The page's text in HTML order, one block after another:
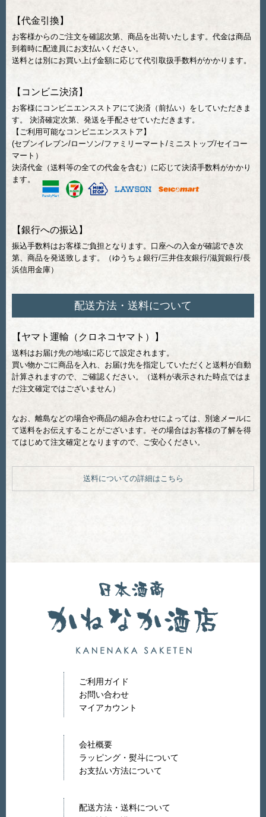
【代金引換】
お客様からのご注文を確認次第、商品を出荷いたします。代金は商品
到着時に配達員にお支払いください。
送料とは別にお買い上げ金額に応じて代引取扱手数料がかかります。
【コンビニ決済】
お客様にコンビニエンスストアにて決済（前払い）をしていただきま
す。 決済確定次第、発送を手配させていただきます。
【ご利用可能なコンビニエンスストア】
(セブンイレブン/ローソン/ファミリーマート/ミニストップ/セイコー
マート）
決済代金（送料等の全ての代金を含む）に応じて決済手数料がかかり
ます。
【銀行への振込】
振込手数料はお客様ご負担となります。口座への入金が確認でき次
第、商品を発送致します。（ゆうちょ銀行/三井住友銀行/滋賀銀行/長
浜信用金庫）
配送方法・送料について
【ヤマト運輸（クロネコヤマト）】
送料はお届け先の地域に応じて設定されます。
買い物かごに商品を入れ、お届け先を指定していただくと送料が自動
計算されますので、ご確認ください。（送料が表示された時点ではま
だ注文確定ではございません）
なお、離島などの場合や商品の組み合わせによっては、別途メールに
て送料をお伝えすることがございます。その場合はお客様の了解を得
てはじめて注文確定となりますので、ご安心ください。
送料についての詳細はこちら
ご利用ガイド
お問い合わせ
マイアカウント
会社概要
ラッピング・熨斗について
お支払い方法について
配送方法・送料について